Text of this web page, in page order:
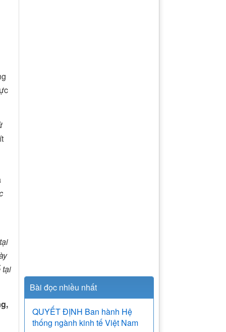
tại
Bài đọc nhiều nhất
QUYẾT ĐỊNH Ban hành Hệ
thống ngành kinh tế Việt Nam